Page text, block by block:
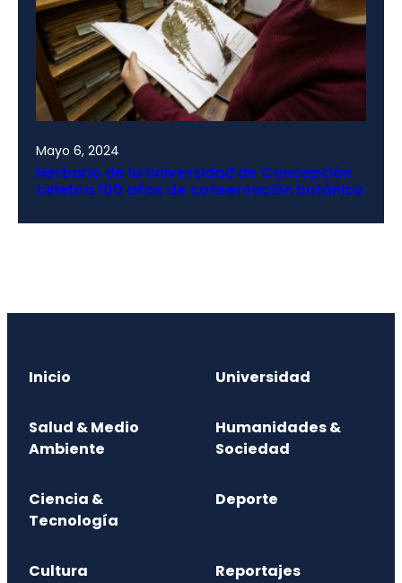
Mayo 6, 2024
Herbario de la Universidad de Concepción
celebra 100 años de conservación botánica
Inicio Universidad
Salud & Medio
Ambiente
Humanidades &
Sociedad
Ciencia &
Tecnología
Deporte
Cultura Reportajes